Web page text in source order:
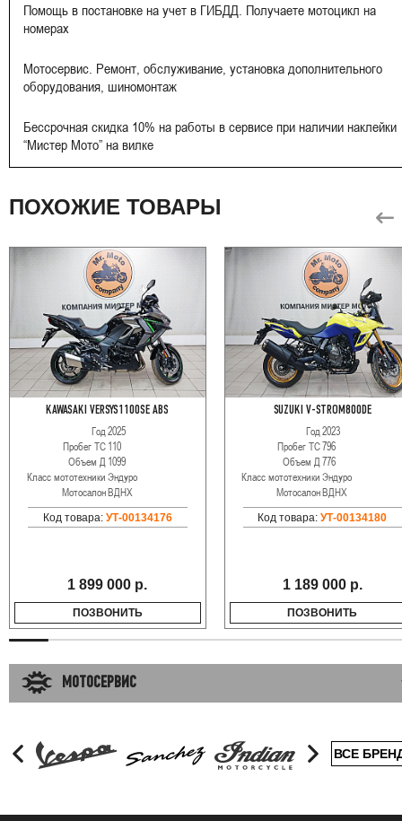
Помощь в постановке на учет в ГИБДД. Получаете мотоцикл на
номерах
Мотосервис. Ремонт, обслуживание, установка дополнительного
оборудования, шиномонтаж
Бессрочная скидка 10% на работы в сервисе при наличии наклейки
“Мистер Мото” на вилке
ПОХОЖИЕ ТОВАРЫ
KAWASAKI VERSYS1100SE ABS
Год2025
Пробег ТС 110
Объем Д 1099
Класс мототехникиЭндуро
МотосалонВДНХ
Код товара: УТ-00134176
1 899 000 р.
ПОЗВОНИТЬ
SUZUKI V-STROM800DE
Год 2023
Пробег ТС796
Объем Д 776
Класс мототехники Эндуро
МотосалонВДНХ
Код товара:УТ-00134180
1 189 000 р.
ПОЗВОНИТЬ
МОТОСЕРВИС
ВСЕ